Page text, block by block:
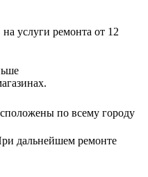
услуги ремонта от 12
по всему городу
дальнейшем ремонте